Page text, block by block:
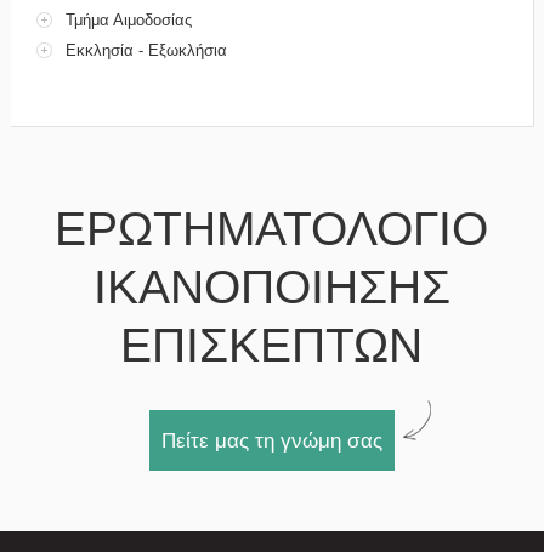
Τμήμα Αιμοδοσίας
Εκκλησία - Εξωκλήσια
ΕΡΩΤΗΜΑΤΟΛΟΓΙΟ
ΙΚΑΝΟΠΟΙΗΣΗΣ
ΕΠΙΣΚΕΠΤΩΝ
Πείτε μας τη γνώμη σας